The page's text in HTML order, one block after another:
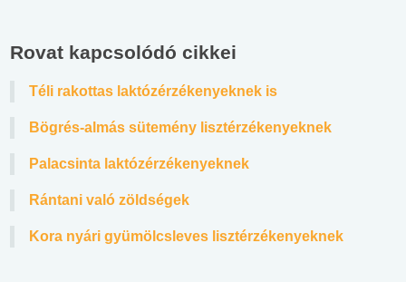
Rovat kapcsolódó cikkei
Téli rakottas laktózérzékenyeknek is
Bögrés-almás sütemény lisztérzékenyeknek
Palacsinta laktózérzékenyeknek
Rántani való zöldségek
Kora nyári gyümölcsleves lisztérzékenyeknek